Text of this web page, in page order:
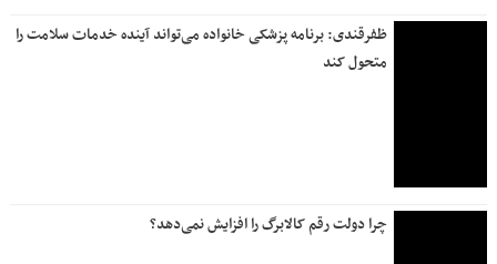
ظفرقندی: برنامه پزشکی خانواده می‌تواند آینده خدمات سلامت را
متحول کند
چرا دولت رقم کالابرگ را افزایش نمی‌دهد؟